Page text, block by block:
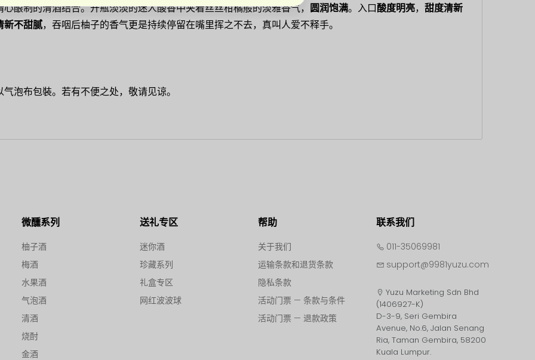
酿制的清酒结合。开瓶淡淡的迷人酸香中夹着丝丝柑橘般的淡雅香气， 圆润饱满。入口酸度明亮， 甜度清新
新不甜腻，吞咽后柚子的香气更是持续停留在嘴里挥之不去，真叫人爱不释手。
泡布包裝。若有不便之处，敬请见谅。
微醺系列
柚子酒
梅酒
水果酒
气泡酒
清酒
烧酎
金酒
送礼专区
迷你酒
珍藏系列
礼盒专区
网红波波球
帮助
关于我们
运输条款和退货条款
隐私条款
活动门票 — 条款与条件
活动门票 — 退款政策
联系我们
011-35069981
support@9981yuzu.com
Yuzu Marketing Sdn Bhd
(1406927-K)
D-3-9, Seri Gembira
Avenue, No.6, Jalan Senang
Ria, Taman Gembira, 58200